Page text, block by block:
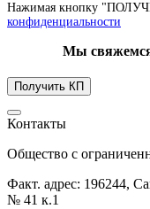
Нажимая кнопку
конфиденциальности
Мы
Контакты
Общество с
Факт. адрес: 196244,
№ 41 к.1